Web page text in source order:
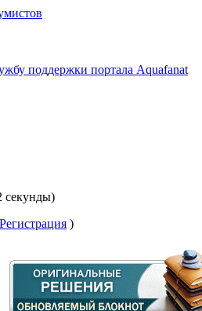
секунды)
Регистрация )